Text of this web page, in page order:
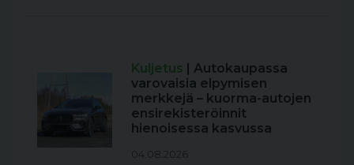
Kuljetus | Autokaupassa
varovaisia elpymisen
merkkejä – kuorma-autojen
ensirekisteröinnit
hienoisessa kasvussa
04.08.2026